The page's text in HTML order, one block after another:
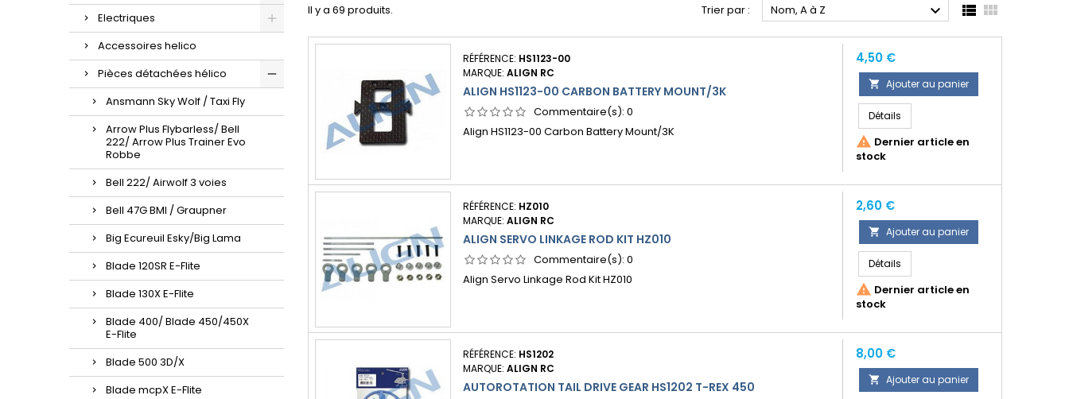
Electriques
Accessoires helico
Pièces détachées hélico
Ansmann Sky Wolf / Taxi Fly
Arrow Plus Flybarless/ Bell
222/ Arrow Plus Trainer Evo
Robbe
Bell 222/ Airwolf 3 voies
Bell 47G BMI / Graupner
Big Ecureuil Esky/Big Lama
Blade 120SR E-Flite
Blade 130X E-Flite
Blade 400/ Blade 450/450X
E-Flite
Blade 500 3D/X
Blade mcpX E-Flite
Il y a 69 produits. Trier par : Nom, A à Z   
RÉFÉRENCE: HS1123-00
MARQUE: ALIGN RC
ALIGN HS1123-00 CARBON BATTERY MOUNT/3K
Commentaire(s): 0
Align HS1123-00 Carbon Battery Mount/3K
Prix
4,50 €
 Ajouter au panier
Détails
 Dernier article en
stock
RÉFÉRENCE: HZ010
MARQUE: ALIGN RC
ALIGN SERVO LINKAGE ROD KIT HZ010
Commentaire(s): 0
Align Servo Linkage Rod Kit HZ010
Prix
2,60 €
 Ajouter au panier
Détails
 Dernier article en
stock
RÉFÉRENCE: HS1202
MARQUE: ALIGN RC
AUTOROTATION TAIL DRIVE GEAR HS1202 T-REX 450
Prix
8,00 €
 Ajouter au panier